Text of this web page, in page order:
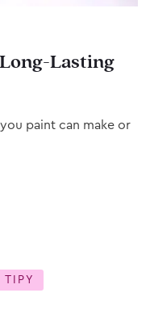
Lasting
paint can make or
TIPY